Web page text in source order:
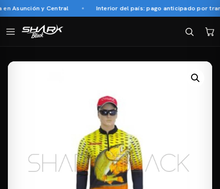
Asunción y Central Interior del país: pago anticipado por